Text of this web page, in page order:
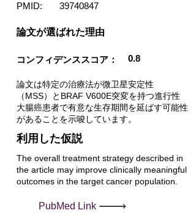
PMID: 39740847
​論文が選ばれた理由
コンフィデンススコア： 0.8
論文は特定の治療法が微卫星安定性
（MSS）とBRAF V600E突変を持つ進行性
大腸癌患者で有意な生存期間を延ばす可能性
があることを示唆しています。
利用した仮説
The overall treatment strategy described in
the article may improve clinically meaningful
outcomes in the target cancer population.
PubMed Link